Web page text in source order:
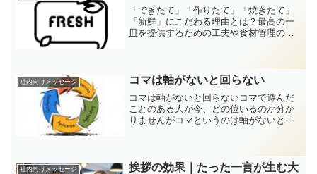
「できたて」「作りたて」「焼きたて」
「新鮮」にこだわる理由とは？最高の一
皿を提供するための工夫や食材管理のポ
社内向けメッセージ コマは軸がないと回らない
コマは軸がないと回らないコマで遊んだ
ことのある人が今、どの位いるのか分か
りませんがコマというのは軸がないと回
の姿を示したもの」です。...
社内向けメッセージ
挨拶の効果｜たった一言が生む大